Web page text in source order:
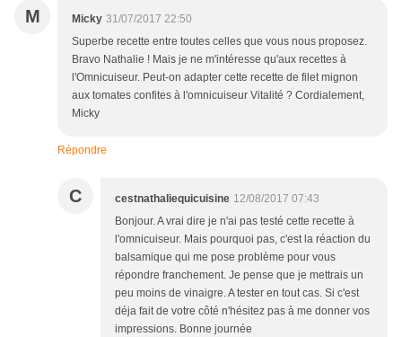
M Micky 31/07/2017 22:50
Superbe recette entre toutes celles que vous nous proposez.
Bravo Nathalie ! Mais je ne m'intéresse qu'aux recettes à
l'Omnicuiseur. Peut-on adapter cette recette de filet mignon
aux tomates confites à l'omnicuiseur Vitalité ? Cordialement,
Micky
Répondre
C cestnathaliequicuisine 12/08/2017 07:43
Bonjour. A vrai dire je n'ai pas testé cette recette à
l'omnicuiseur. Mais pourquoi pas, c'est la réaction du
balsamique qui me pose problème pour vous
répondre franchement. Je pense que je mettrais un
peu moins de vinaigre. A tester en tout cas. Si c'est
déja fait de votre côté n'hésitez pas à me donner vos
impressions. Bonne journée